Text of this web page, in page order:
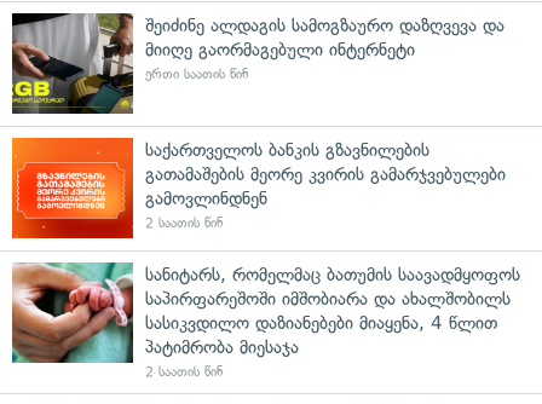
შეიძინე ალდაგის სამოგზაურო დაზღვევა და
მიიღე გაორმაგებული ინტერნეტი
ერთი საათის წინ
საქართველოს ბანკის გზავნილების
გათამაშების მეორე კვირის გამარჯვებულები
გამოვლინდნენ
2 საათის წინ
სანიტარს, რომელმაც ბათუმის საავადმყოფოს
საპირფარეშოში იმშობიარა და ახალშობილს
სასიკვდილო დაზიანებები მიაყენა, 4 წლით
პატიმრობა მიესაჯა
2 საათის წინ